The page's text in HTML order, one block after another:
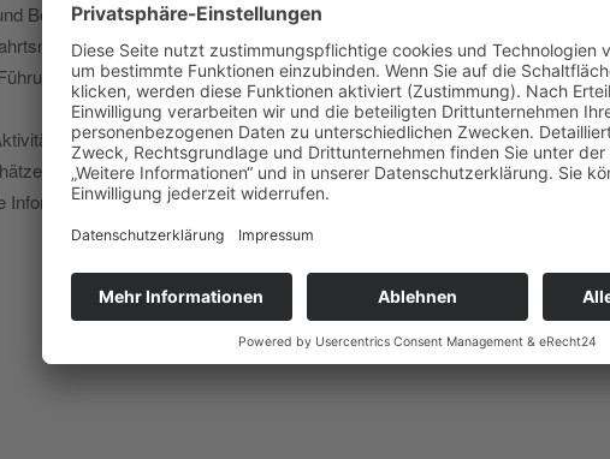
Besucher im Aquarium Geomar bei einer kommentierten
Fischhalle wird allen Gästen die gesamte Bandbreite der
Mitmachprogramm oder Walking-Act zum Thema „100 Jahre
und Ereignisse lassen sich im Rahmen des „museen am meer“-
erbeuten. Der Eintritt und die Teilnahme an den Führungen und Aktionen
Informationen unterwww.museen-am-meer.de